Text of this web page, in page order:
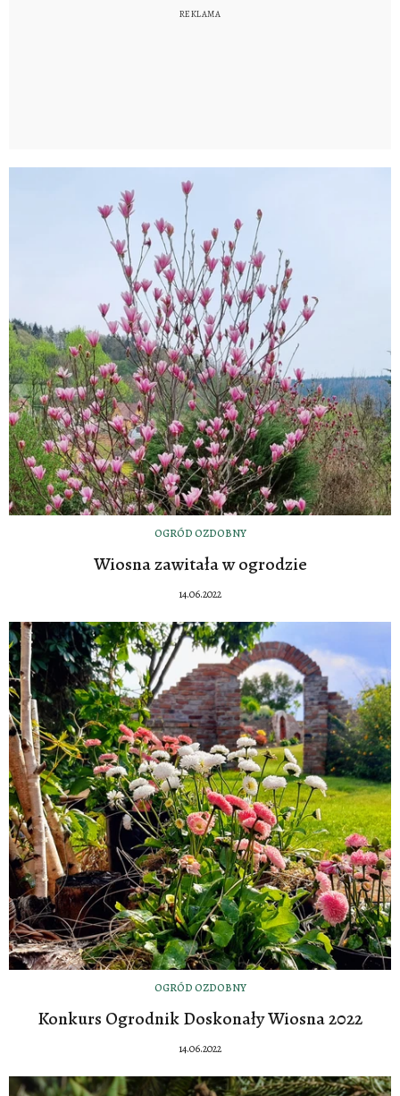
OGRÓD OZDOBNY
Wiosna zawitała w ogrodzie
14.06.2022
OGRÓD OZDOBNY
Konkurs Ogrodnik Doskonały Wiosna 2022
14.06.2022